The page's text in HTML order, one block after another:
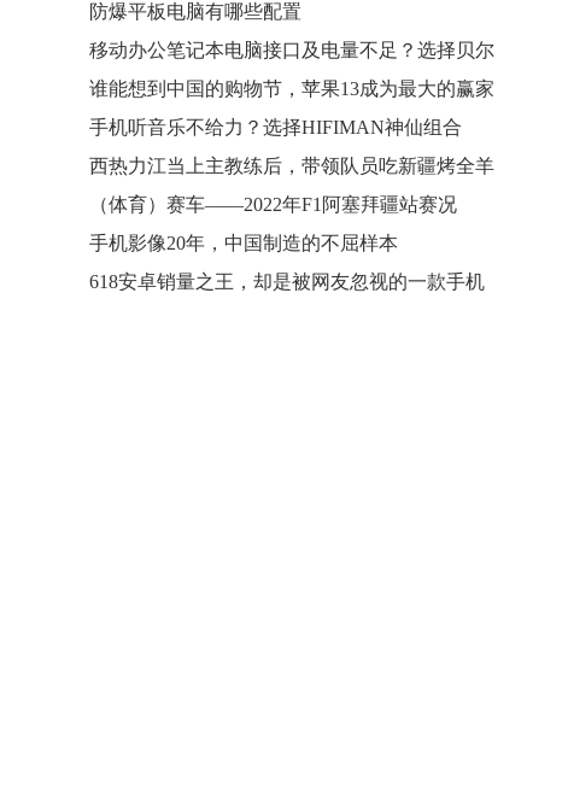
防爆平板电脑有哪些配置
移动办公笔记本电脑接口及电量不足？选择贝尔
金这套装备完美解决
谁能想到中国的购物节，苹果13成为最大的赢家
手机听音乐不给力？选择HIFIMAN神仙组合
西热力江当上主教练后，带领队员吃新疆烤全羊
（体育）赛车——2022年F1阿塞拜疆站赛况
手机影像20年，中国制造的不屈样本
618安卓销量之王，却是被网友忽视的一款手机